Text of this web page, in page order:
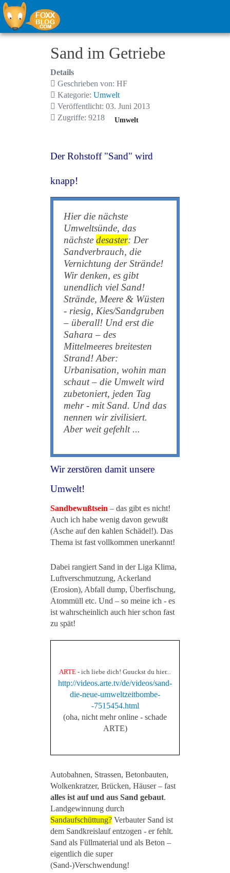
Sand im Getriebe
Details
Geschrieben von: HF
Kategorie: Umwelt
Veröffentlicht: 03. Juni 2013
Zugriffe: 9218
Umwelt
Der Rohstoff "Sand" wird
knapp!
Hier die nächste
Umweltsünde, das
nächste desaster: Der
Sandverbrauch, die
Vernichtung der Strände!
Wir denken, es gibt
unendlich viel Sand!
Strände, Meere & Wüsten
- riesig, Kies/Sandgruben
– überall! Und erst die
Sahara – des
Mittelmeeres breitesten
Strand! Aber:
Urbanisation, wohin man
schaut – die Umwelt wird
zubetoniert, jeden Tag
mehr - mit Sand. Und das
nennen wir zivilisiert.
Aber weit gefehlt ...
Wir zerstören damit unsere
Umwelt!
Sandbewußtsein – das gibt es nicht!
Auch ich habe wenig davon gewußt
(Asche auf den kahlen Schädel!). Das
Thema ist fast vollkommen unerkannt!
Dabei rangiert Sand in der Liga Klima,
Luftverschmutzung, Ackerland
(Erosion), Abfall dump, Überfischung,
Atommüll etc. Und – so meine ich - es
ist wahrscheinlich auch hier schon fast
zu spät!
ARTE - ich liebe dich! Guuckst du hier...
http://videos.arte.tv/de/videos/sand-
die-neue-umweltzeitbombe-
-7515454.html
(oha, nicht mehr online - schade
ARTE)
Autobahnen, Strassen, Betonbauten,
Wolkenkratzer, Brücken, Häuser – fast
alles ist auf und aus Sand gebaut.
Landgewinnung durch
Sandaufschüttung? Verbauter Sand ist
dem Sandkreislauf entzogen - er fehlt.
Sand als Füllmaterial und als Beton –
eigentlich die super
(Sand-)Verschwendung!